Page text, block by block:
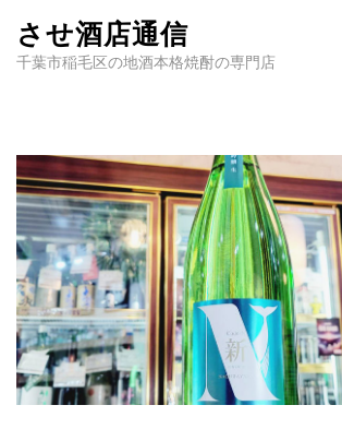
させ酒店通信
千葉市稲毛区の地酒本格焼酎の専門店